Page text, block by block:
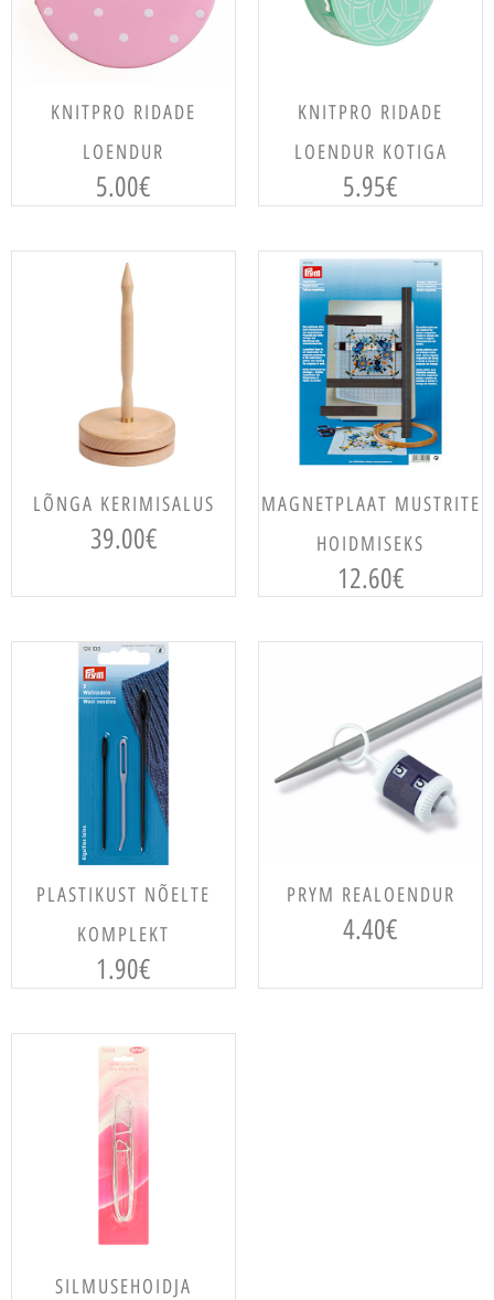
LISA KORVI
KNITPRO RIDADE
LOENDUR
5.00€
LISA KORVI
KNITPRO RIDADE
LOENDUR KOTIGA
5.95€
LISA KORVI
LÕNGA KERIMISALUS
39.00€
LISA KORVI
MAGNETPLAAT MUSTRITE
HOIDMISEKS
12.60€
LISA KORVI
PLASTIKUST NÕELTE
KOMPLEKT
1.90€
LISA KORVI
PRYM REALOENDUR
4.40€
LISA KORVI
SILMUSEHOIDJA